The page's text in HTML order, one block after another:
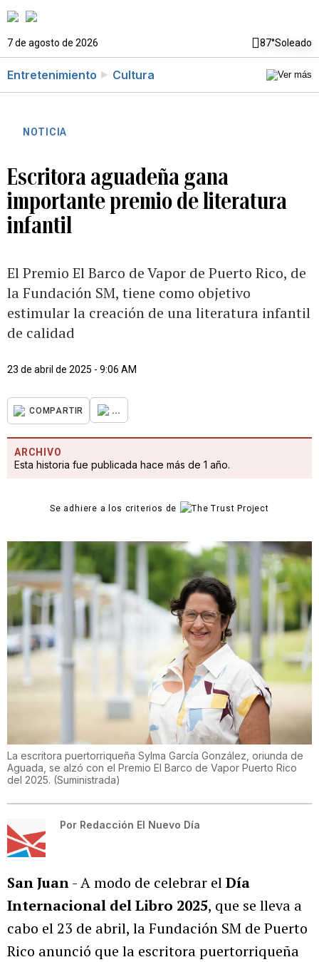
7 de agosto de 2026 87°Soleado
Entretenimiento Cultura
NOTICIA
Escritora aguadeña gana
importante premio de literatura
infantil
El Premio El Barco de Vapor de Puerto Rico, de
la Fundación SM, tiene como objetivo
estimular la creación de una literatura infantil
de calidad
23 de abril de 2025 - 9:06 AM
COMPARTIR ...
ARCHIVO
Esta historia fue publicada hace más de 1 año.
Se adhiere a los criterios de
La escritora puertorriqueña Sylma García González, oriunda de
Aguada, se alzó con el Premio El Barco de Vapor Puerto Rico
del 2025. (Suministrada)
Por Redacción El Nuevo Día
San Juan- A modo de celebrar elDía
Internacional del Libro 2025, que se lleva a
cabo el 23 de abril, la Fundación SM de Puerto
Rico anunció que la escritora puertorriqueña